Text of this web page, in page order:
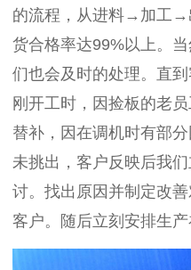
的流程，从进料→加工→
货合格率达99%以上。
们也会及时的处理。直
刚开工时，因捡板的老
替补，因在调机时有部
未挑出，客户反映后我
讨。找出原因并制定改
客户。随后立刻安排生产